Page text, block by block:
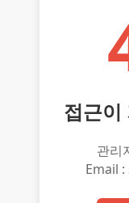
접근이
관리
Email